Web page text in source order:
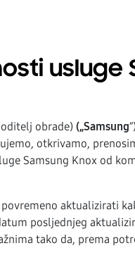
usluge
obrade) („Samsung
otkrivamo,
Samsung Knox od
aktualizirati
posljednjeg
tako da, prema